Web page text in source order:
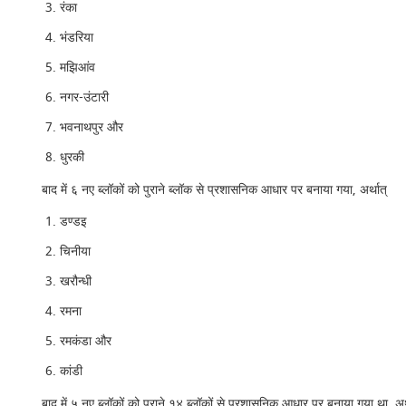
रंका
भंडरिया
मझिआंव
नगर-उंटारी
भवनाथपुर और
धुरकी
बाद में ६ नए ब्लॉकों को पुराने ब्लॉक से प्रशासनिक आधार पर बनाया गया, अर्थात्
डण्डइ
चिनीया
खरौन्धी
रमना
रमकंडा और
कांडी